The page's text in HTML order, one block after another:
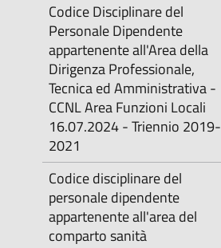
Codice Disciplinare del
Personale Dipendente
appartenente all'Area della
Dirigenza Professionale,
Tecnica ed Amministrativa -
CCNL Area Funzioni Locali
16.07.2024 - Triennio 2019-
2021
Codice disciplinare del
personale dipendente
appartenente all'area del
comparto sanità